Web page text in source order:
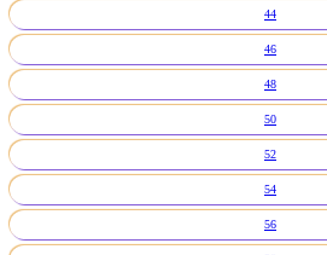
44
46
48
50
52
54
56